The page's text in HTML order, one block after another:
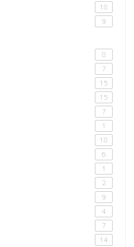
18
9
8
7
15
15
7
1
18
6
1
2
9
4
7
14